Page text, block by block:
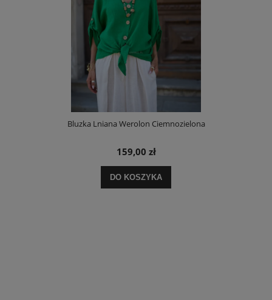
Bluzka Lniana Werolon Ciemnozielona
159,00 zł
DO KOSZYKA